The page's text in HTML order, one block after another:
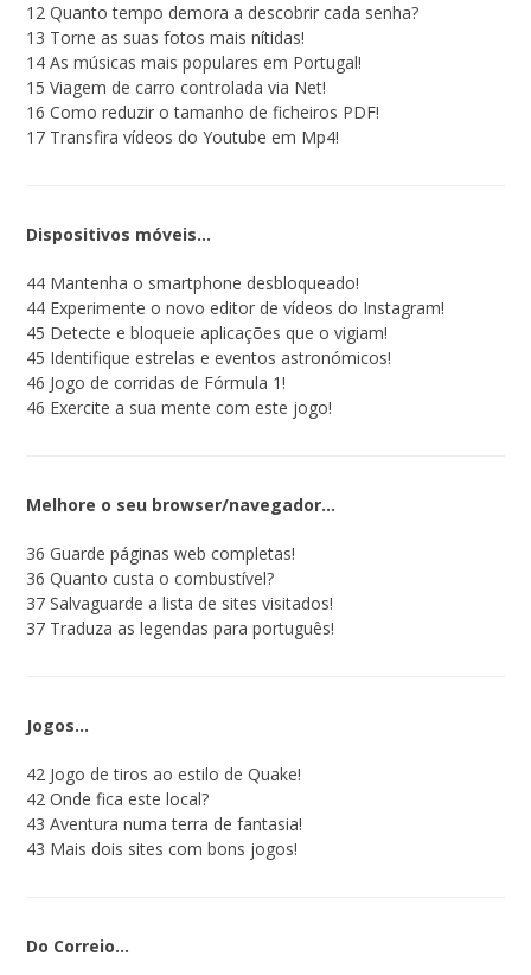
12 Quanto tempo demora a descobrir cada senha?
13 Torne as suas fotos mais nítidas!
14 As músicas mais populares em Portugal!
15 Viagem de carro controlada via Net!
16 Como reduzir o tamanho de ficheiros PDF!
17 Transfira vídeos do Youtube em Mp4!
Dispositivos móveis…
44 Mantenha o smartphone desbloqueado!
44 Experimente o novo editor de vídeos do Instagram!
45 Detecte e bloqueie aplicações que o vigiam!
45 Identifique estrelas e eventos astronómicos!
46 Jogo de corridas de Fórmula 1!
46 Exercite a sua mente com este jogo!
Melhore o seu browser/navegador…
36 Guarde páginas web completas!
36 Quanto custa o combustível?
37 Salvaguarde a lista de sites visitados!
37 Traduza as legendas para português!
Jogos…
42 Jogo de tiros ao estilo de Quake!
42 Onde fica este local?
43 Aventura numa terra de fantasia!
43 Mais dois sites com bons jogos!
Do Correio…